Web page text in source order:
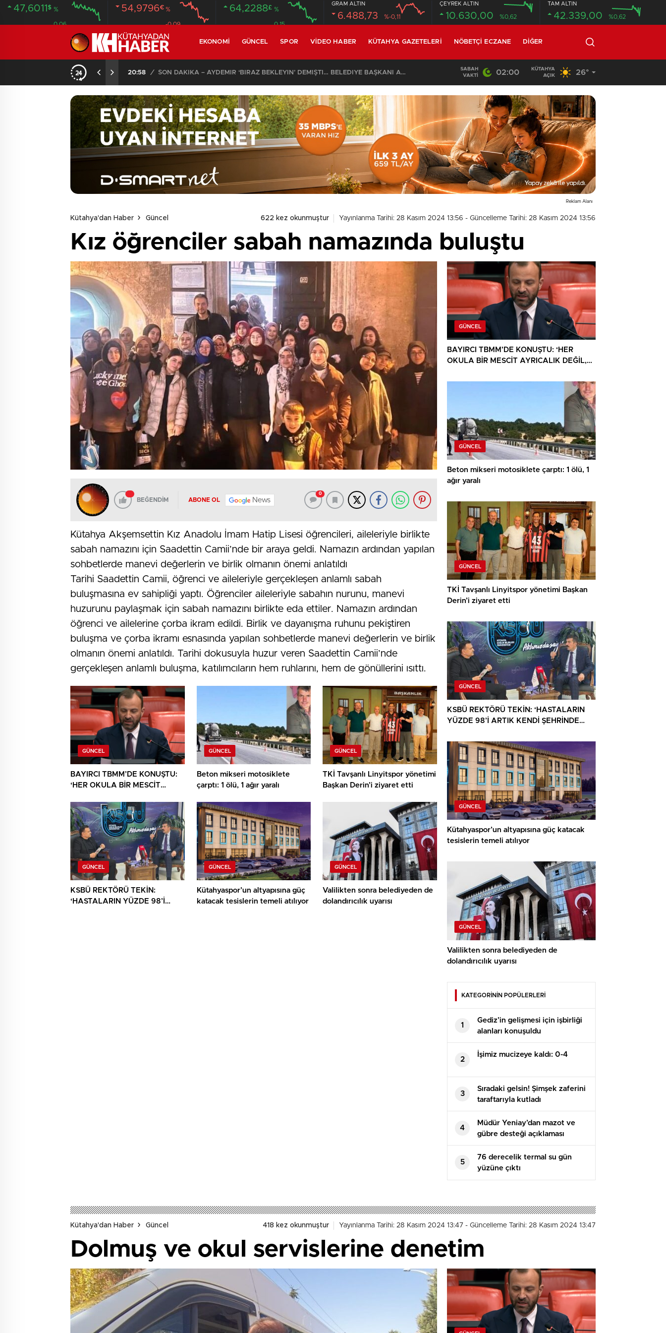
47,6011 $ %
0.06
54,9796€ %
-0.09
64,2288£ %
0.15
GRAM ALTIN
6.488,73 %-0,11
ÇEYREK ALTIN
10.630,00 %0,62
TAM ALTIN
42.339,00 %0,62
EKONOMI GÜNCEL SPOR VIDEO HABER KÜTAHYA GAZETELERI NÖBETÇI ECZANE DIĞER
20:58 / SON DAKİKA – AYDEMİR ‘BİRAZ BEKLEYİN’ DEMİŞTİ… BELEDİYE BAŞKANI AK PARTİ’YE GEÇİYOR 17 YAŞINDAKİ GENCİN CANSIZ BEDENİ ORMANLIK ALANDA
SABAH
VAKTI
02:00
KÜTAHYA
AÇIK
26°
Reklam Alanı
Kütahya'dan Haber Güncel 622 kez okunmuştur Yayınlanma Tarihi: 28 Kasım 2024 13:56 - Güncelleme Tarihi: 28 Kasım 2024 13:56
Kız öğrenciler sabah namazında buluştu
BEĞENDİM ABONE OL News
0
Kütahya Akşemsettin Kız Anadolu İmam Hatip Lisesi öğrencileri, aileleriyle birlikte
sabah namazını için Saadettin Camii’nde bir araya geldi. Namazın ardından yapılan
sohbetlerde manevi değerlerin ve birlik olmanın önemi anlatıldı
Tarihi Saadettin Camii, öğrenci ve aileleriyle gerçekleşen anlamlı sabah
buluşmasına ev sahipliği yaptı. Öğrenciler aileleriyle sabahın nurunu, manevi
huzurunu paylaşmak için sabah namazını birlikte eda ettiler. Namazın ardından
öğrenci ve ailelerine çorba ikram edildi. Birlik ve dayanışma ruhunu pekiştiren
buluşma ve çorba ikramı esnasında yapılan sohbetlerde manevi değerlerin ve birlik
olmanın önemi anlatıldı. Tarihi dokusuyla huzur veren Saadettin Camii’nde
gerçekleşen anlamlı buluşma, katılımcıların hem ruhlarını, hem de gönüllerini ısıttı.
GÜNCEL
BAYIRCI TBMM’DE KONUŞTU:
‘HER OKULA BİR MESCİT
GÜNCEL
Beton mikseri motosiklete
çarptı: 1 ölü, 1 ağır yaralı
GÜNCEL
TKİ Tavşanlı Linyitspor yönetimi
Başkan Derin’i ziyaret etti
GÜNCEL
KSBÜ REKTÖRÜ TEKİN:
‘HASTALARIN YÜZDE 98’İ
GÜNCEL
Kütahyaspor’un altyapısına güç
katacak tesislerin temeli atılıyor
GÜNCEL
Valilikten sonra belediyeden de
dolandırıcılık uyarısı
GÜNCEL
BAYIRCI TBMM’DE KONUŞTU: ‘HER
OKULA BİR MESCİT AYRICALIK DEĞİL,
GÜNCEL
Beton mikseri motosiklete çarptı: 1 ölü, 1
ağır yaralı
GÜNCEL
TKİ Tavşanlı Linyitspor yönetimi Başkan
Derin’i ziyaret etti
GÜNCEL
KSBÜ REKTÖRÜ TEKİN: ‘HASTALARIN
YÜZDE 98’İ ARTIK KENDİ ŞEHRİNDE
GÜNCEL
Kütahyaspor’un altyapısına güç katacak
tesislerin temeli atılıyor
GÜNCEL
Valilikten sonra belediyeden de
dolandırıcılık uyarısı
KATEGORİNİN POPÜLERLERİ
1
Gediz’in gelişmesi için işbirliği
alanları konuşuldu
2
İşimiz mucizeye kaldı: 0-4
3
Sıradaki gelsin! Şimşek zaferini
taraftarıyla kutladı
4
Müdür Yeniay’dan mazot ve
gübre desteği açıklaması
5
76 derecelik termal su gün
yüzüne çıktı
Kütahya'dan Haber Güncel 418 kez okunmuştur Yayınlanma Tarihi: 28 Kasım 2024 13:47 - Güncelleme Tarihi: 28 Kasım 2024 13:47
Dolmuş ve okul servislerine denetim